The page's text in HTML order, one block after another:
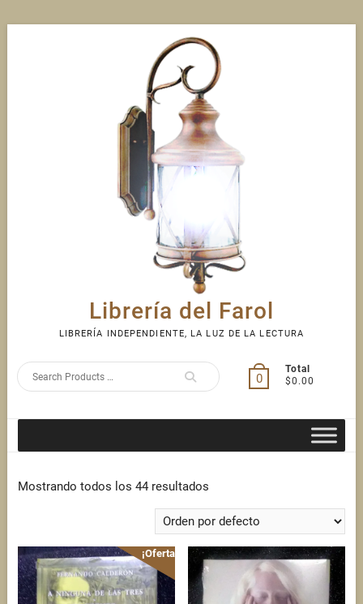
Librería del Farol
LIBRERÍA INDEPENDIENTE, LA LUZ DE LA LECTURA
Search
0
Total
$0.00
Mostrando todos los 44 resultados
¡Oferta!